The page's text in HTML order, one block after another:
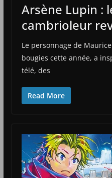
Arsène Lupin :
cambrioleur
Le personnage de
bougies cette année, a
télé, des
Read More